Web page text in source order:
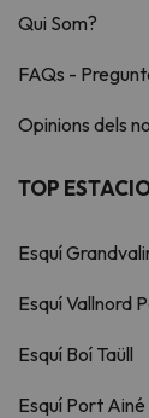
Qui Som?
FAQs -
Opinions dels
TOP
Esquí
Esquí Vallnord
Esquí Boí Taüll
Esquí Port Ainé